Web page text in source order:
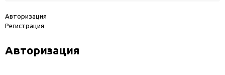
Авторизация
Регистрация
Авторизация